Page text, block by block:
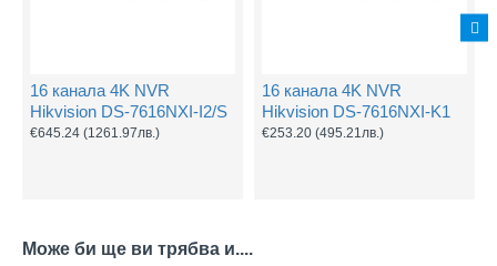
16 канала 4K NVR
Hikvision DS-7616NXI-I2/S
€645.24 (1261.97лв.)
16 канала 4K NVR
Hikvision DS-7616NXI-K1
€253.20 (495.21лв.)
Може би ще ви трябва и....